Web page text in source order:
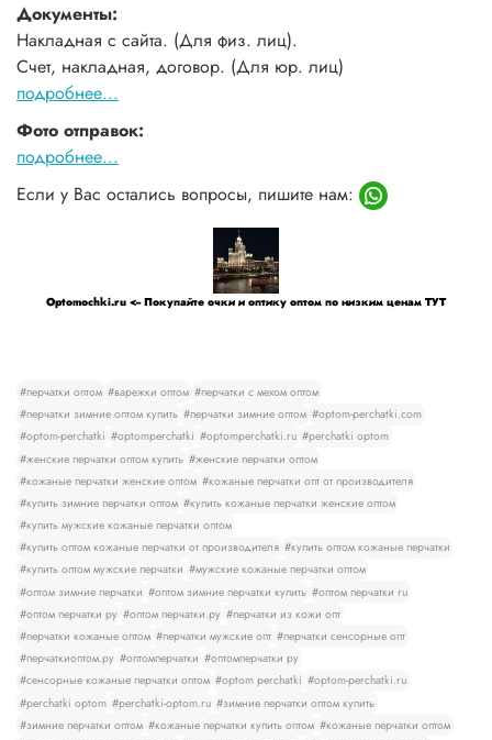
Документы:
Накладная с сайта. (Для физ. лиц).
Счет, накладная, договор. (Для юр. лиц)
подробнее...
Фото отправок:
подробнее...
Если у Вас остались вопросы, пишите нам:
Optomochki.ru <-- Покупайте очки и оптику оптом по низким ценам ТУТ
#перчатки оптом #варежки оптом #перчатки с мехом оптом
#перчатки зимние оптом купить #перчатки зимние оптом #optom-perchatki.com
#optom-perchatki #optomperchatki #optomperchatki.ru #perchatki optom
#женские перчатки оптом купить #женские перчатки оптом
#кожаные перчатки женские оптом #кожаные перчатки опт от производителя
#купить зимние перчатки оптом #купить кожаные перчатки женские оптом
#купить мужские кожаные перчатки оптом
#купить оптом кожаные перчатки от производителя #купить оптом кожаные перчатки
#купить оптом мужские перчатки #мужские кожаные перчатки оптом
#оптом зимние перчатки #оптом зимние перчатки купить #оптом перчатки ru
#оптом перчатки ру #оптом перчатки.ру #перчатки из кожи опт
#перчатки кожаные оптом #перчатки мужские опт #перчатки сенсорные опт
#перчаткиоптом.ру #оптомперчатки #оптомперчатки ру
#сенсорные кожаные перчатки оптом #optom perchatki #optom-perchatki.ru
#perchatki optom #perchatki-optom.ru #зимние перчатки оптом купить
#зимние перчатки оптом #кожаные перчатки купить оптом #кожаные перчатки оптом